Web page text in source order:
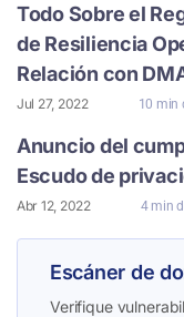
Todo Sobre el
de Resiliencia
Relación con
Jul 27, 2022 10 min
Anuncio del
Escudo de
Abr 12, 2022 4 min
Escáner de
Verifique